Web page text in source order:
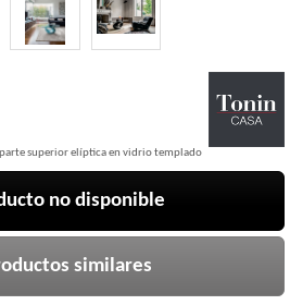
superior elíptica en vidrio templado
no disponible
similares